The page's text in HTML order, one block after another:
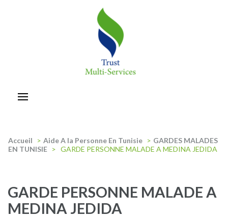
Accueil > Aide A la Personne En Tunisie > GARDES MALADES
EN TUNISIE > GARDE PERSONNE MALADE A MEDINA JEDIDA
GARDE PERSONNE MALADE A
MEDINA JEDIDA